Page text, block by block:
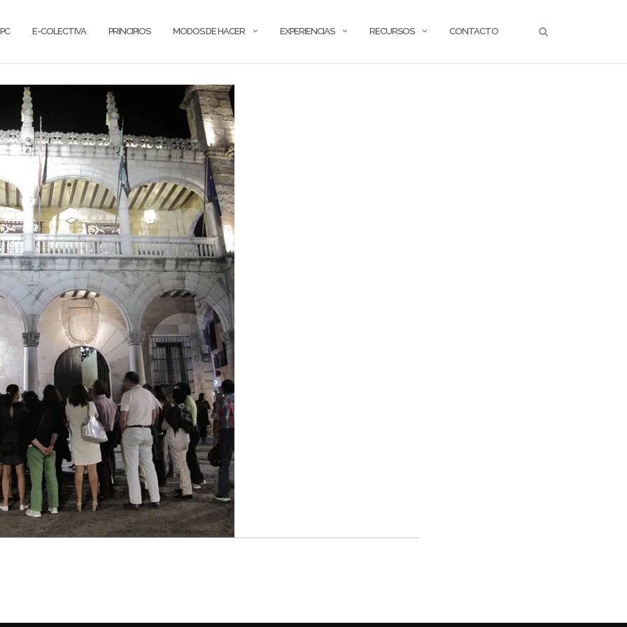
E-COLECTIVA PRINCIPIOS MODOS DE HACER EXPERIENCIAS RECURSOS CONTACTO